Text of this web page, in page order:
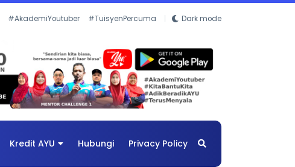
#AkademiYoutuber #TuisyenPercuma Dark mode
Kredit AYU Hubungi Privacy Policy